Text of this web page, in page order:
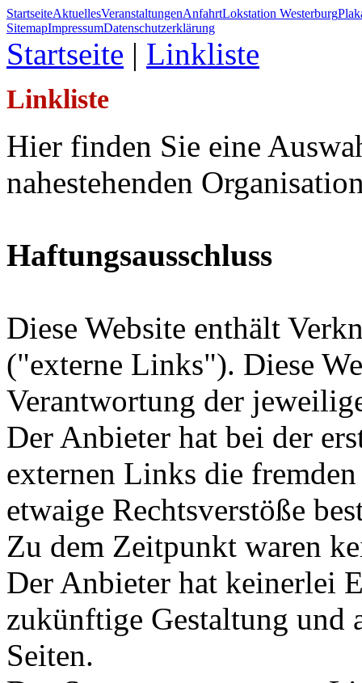
StartseiteAktuellesVeranstaltungenAnfahrtLokstation Westerburg
SitemapImpressumDatenschutzerklärung
Startseite | Linkliste
Linkliste
Hier finden Sie eine
nahestehenden
Haftungsausschluss
Diese Website enthält
("externe Links"). Diese
Verantwortung der
Der Anbieter hat bei der
externen Links die
etwaige Rechtsverstöße
Zu dem Zeitpunkt waren
Der Anbieter hat keinerlei
zukünftige Gestaltung und
Seiten.